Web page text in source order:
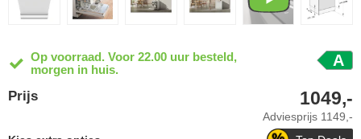
Op voorraad. Voor 22.00 uur besteld,
morgen in huis.
A
Prijs
Adviesprijs 1149,-
1049,-